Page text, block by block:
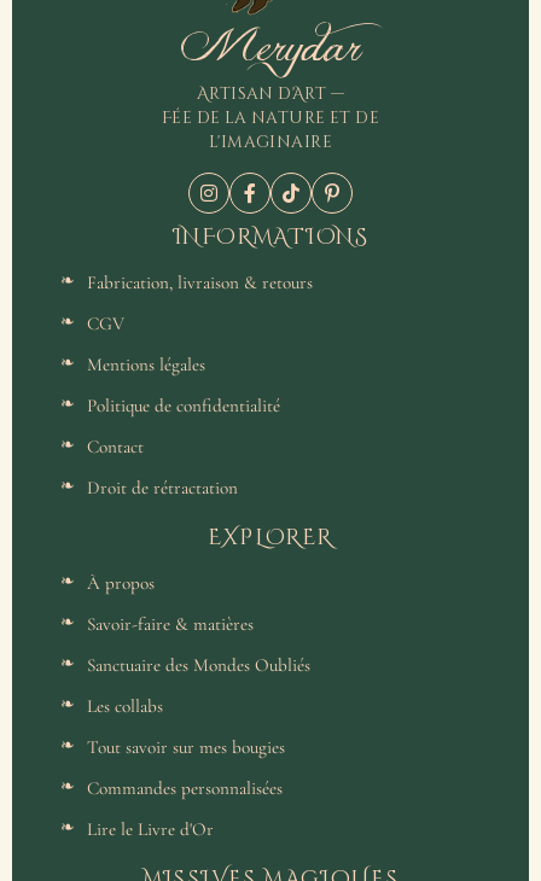
Merydar
Artisan d'Art —
Fée de la nature et de
l'imaginaire
INFORMATIONS
Fabrication, livraison & retours
CGV
Mentions légales
Politique de confidentialité
Contact
Droit de rétractation
EXPLORER
À propos
Savoir-faire & matières
Sanctuaire des Mondes Oubliés
Les collabs
Tout savoir sur mes bougies
Commandes personnalisées
Lire le Livre d'Or